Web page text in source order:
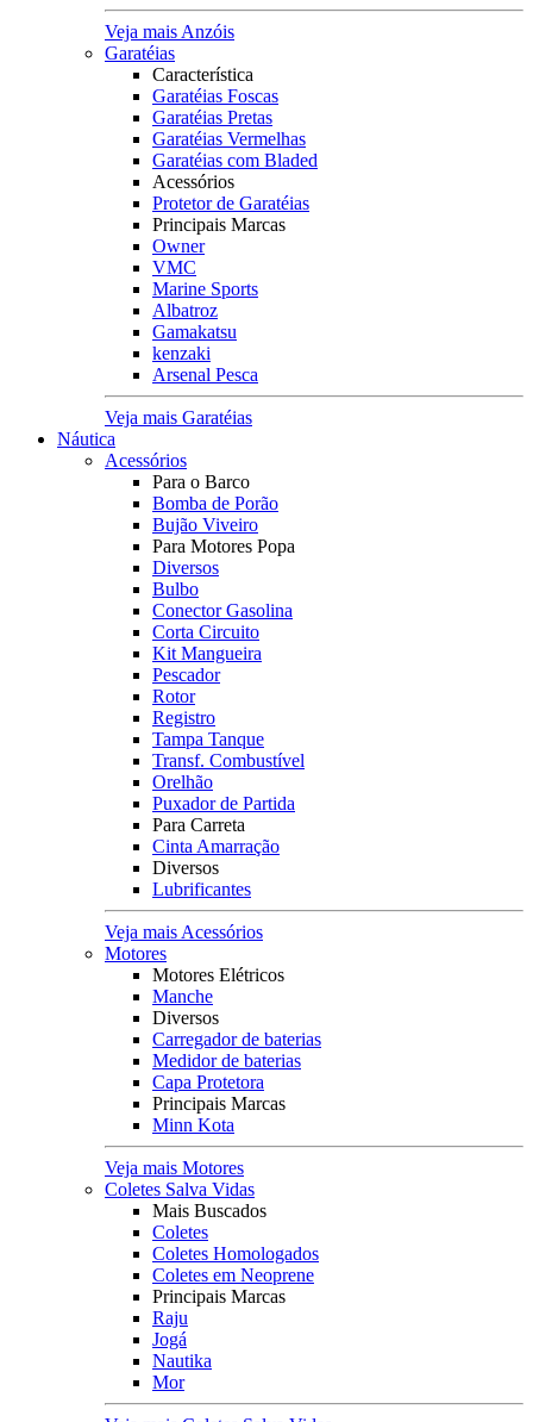
Veja mais Anzóis
Garatéias
Característica
Garatéias Foscas
Garatéias Pretas
Garatéias Vermelhas
Garatéias com Bladed
Acessórios
Protetor de Garatéias
Principais Marcas
Owner
VMC
Marine Sports
Albatroz
Gamakatsu
kenzaki
Arsenal Pesca
Veja mais Garatéias
Náutica
Acessórios
Para o Barco
Bomba de Porão
Bujão Viveiro
Para Motores Popa
Diversos
Bulbo
Conector Gasolina
Corta Circuito
Kit Mangueira
Pescador
Rotor
Registro
Tampa Tanque
Transf. Combustível
Orelhão
Puxador de Partida
Para Carreta
Cinta Amarração
Diversos
Lubrificantes
Veja mais Acessórios
Motores
Motores Elétricos
Manche
Diversos
Carregador de baterias
Medidor de baterias
Capa Protetora
Principais Marcas
Minn Kota
Veja mais Motores
Coletes Salva Vidas
Mais Buscados
Coletes
Coletes Homologados
Coletes em Neoprene
Principais Marcas
Raju
Jogá
Nautika
Mor